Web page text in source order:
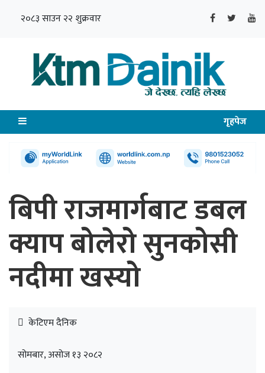
२०८३ साउन २२ शुक्रवार
गृहपेज
बिपी राजमार्गबाट डबल
क्याप बोलेरो सुनकोसी
नदीमा खस्यो
केटिएम दैनिक
सोमबार, असोज १३ २०८२